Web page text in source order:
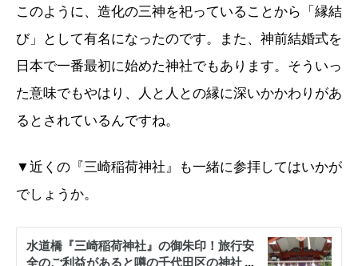
このように、造化の三神を祀っていることから「縁結
び」として有名になったのです。また、神前結婚式を
日本で一番最初に始めた神社でもあります。そういっ
た意味でもやはり、人と人との縁に深いかかわりがあ
るとされているんですね。
▼近くの『三崎稲荷神社』も一緒に参拝してはいかが
でしょうか。